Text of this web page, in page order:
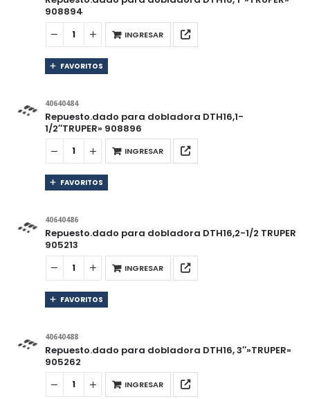
908894
INGRESAR
FAVORITOS
40640484
Repuesto.dado para dobladora DTH16,1-
1/2″TRUPER» 908896
INGRESAR
FAVORITOS
40640486
Repuesto.dado para dobladora DTH16,2-1/2 TRUPER
905213
INGRESAR
FAVORITOS
40640488
Repuesto.dado para dobladora DTH16, 3″»TRUPER»
905262
INGRESAR